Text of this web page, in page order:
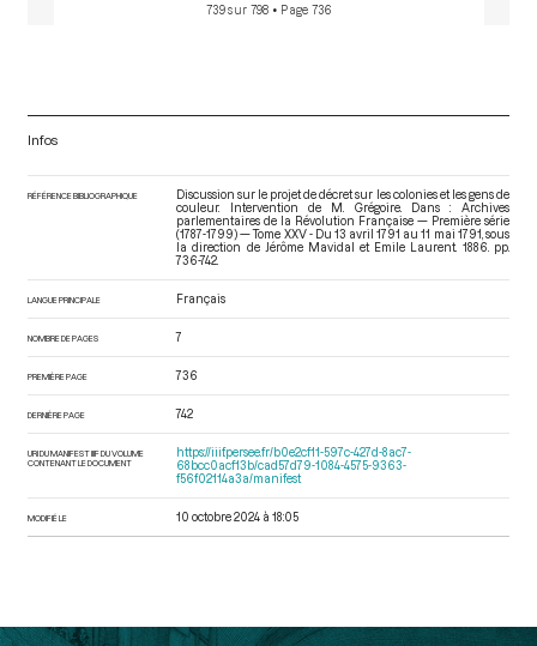
739 sur 798 • Page 736
Infos
RÉFÉRENCE BIBLIOGRAPHIQUE
Discussion sur le projet de décret sur les colonies et les gens de
couleur. Intervention de M. Grégoire. Dans : Archives
parlementaires de la Révolution Française — Première série
(1787-1799) — Tome XXV - Du 13 avril 1791 au 11 mai 1791 , sous
la direction de Jérôme Mavidal et Emile Laurent. 1886. pp.
736-742.
LANGUE PRINCIPALE Français
NOMBRE DE PAGES 7
PREMIÈRE PAGE 736
DERNIÈRE PAGE 742
URI DU MANIFEST IIIF DU VOLUME
CONTENANT LE DOCUMENT
https://iiif.persee.fr/b0e2cf11-597c-427d-8ac7-
68bcc0acf13b/cad57d79-1084-4575-9363-
f56f02114a3a/manifest
MODIFIÉ LE 10 octobre 2024 à 18:05